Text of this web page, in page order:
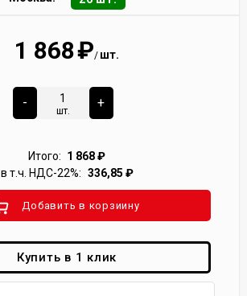
1 868₽/ шт.
-
шт.
+
Итого: 1 868₽
в т.ч. НДС-22%: 336,85 ₽
Добавить в корзиину
Купить в 1 клик